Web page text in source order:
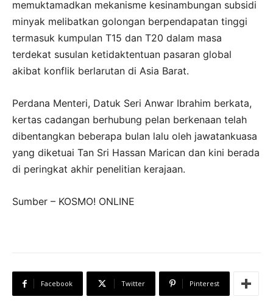
memuktamadkan mekanisme kesinambungan subsidi
minyak melibatkan golongan berpendapatan tinggi
termasuk kumpulan T15 dan T20 dalam masa
terdekat susulan ketidaktentuan pasaran global
akibat konflik berlarutan di Asia Barat.
Perdana Menteri, Datuk Seri Anwar Ibrahim berkata,
kertas cadangan berhubung pelan berkenaan telah
dibentangkan beberapa bulan lalu oleh jawatankuasa
yang diketuai Tan Sri Hassan Marican dan kini berada
di peringkat akhir penelitian kerajaan.
Sumber – KOSMO! ONLINE
Facebook Twitter Pinterest